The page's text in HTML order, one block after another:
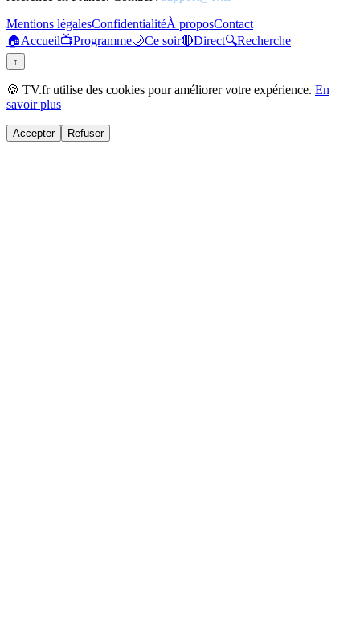
Mentions légalesConfidentialitéÀ proposContact
🏠Accueil📺Programme🌙Ce soir🔴Direct🔍Recherche
↑
🍪 TV.fr utilise des cookies pour améliorer votre expérience. En
savoir plus
Accepter Refuser